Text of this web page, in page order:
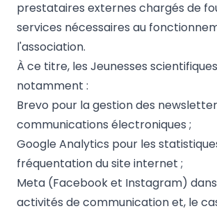
prestataires externes chargés de
services nécessaires au
l'association.
À ce titre, les Jeunesses
notamment :
Brevo pour la gestion des
communications électroniques ;
Google Analytics pour les
fréquentation du site internet ;
Meta (Facebook et Instagram)
activités de communication et, le